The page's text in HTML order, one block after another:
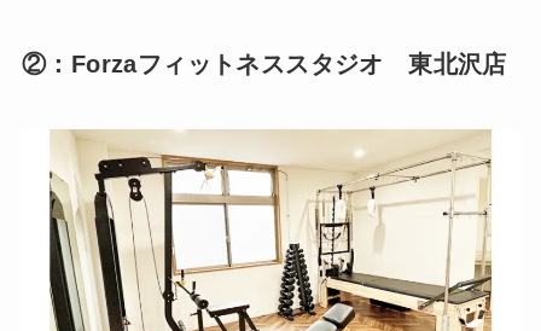
②：Forzaフィットネススタジオ 東北沢店